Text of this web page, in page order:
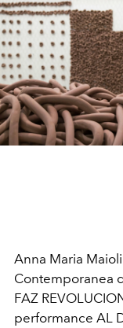
Anna Maria
Contemporanea
FAZ
performance AL